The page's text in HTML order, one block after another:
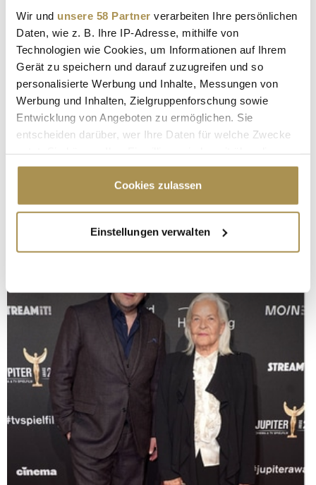
Wir und unsere 58 Partner verarbeiten Ihre persönlichen
Daten, wie z. B. Ihre IP-Adresse, mithilfe von
Technologien wie Cookies, um Informationen auf Ihrem
Gerät zu speichern und darauf zuzugreifen und so
personalisierte Werbung und Inhalte, Messungen von
Werbung und Inhalten, Zielgruppenforschung sowie
Entwicklung von Angeboten zu ermöglichen. Sie
entscheiden darüber, wer Ihre Daten für welche Zwecke
Cookie-Erklärung oder durch Klicken auf das Privacy
Trigger Symbol ändern oder widerrufen
Informationen über Ihre geografische Lage
erfassen, welche bis auf einige Meter genau sein
bestimmten Merkmalen (Fingerprinting) identifizieren
Erfahren Sie mehr darüber, wie Ihre persönlichen Daten
verarbeitet werden, und legen Sie Ihre Präferenzen im
Abschnitt Einzelheiten
fest.
Wir verwenden Cookies, um Inhalte und Anzeigen zu
personalisieren, Funktionen für soziale Medien anbieten
zu können und die Zugriffe auf unsere Website zu
analysieren. Außerdem geben wir Informationen zu Ihrer
Verwendung unserer Website an unsere Partner für
soziale Medien, Werbung und Analysen weiter. Unsere
Cookies zulassen
Einstellungen verwalten